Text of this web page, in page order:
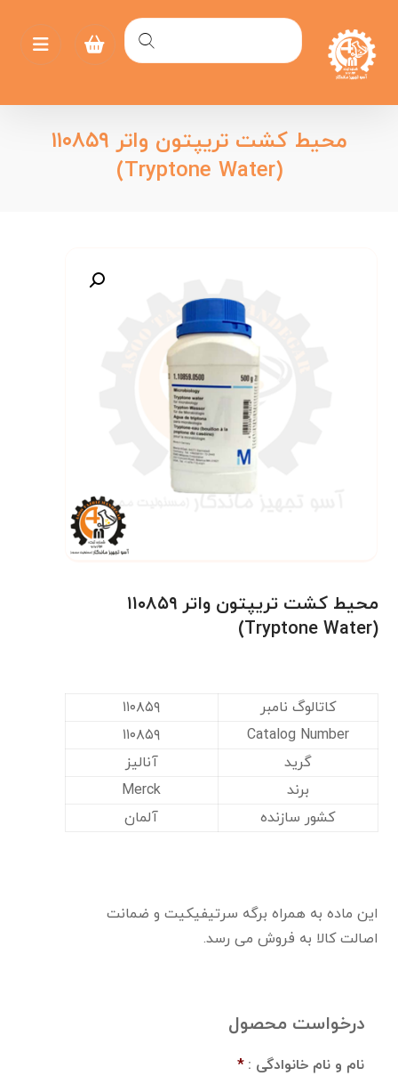
محیط کشت تریپتون واتر ۱۱۰۸۵۹
(Tryptone Water)
محیط کشت تریپتون واتر ۱۱۰۸۵۹
(Tryptone Water)
کاتالوگ نامبر
۱۱۰۸۵۹
Catalog Number
۱۱۰۸۵۹
گرید
آنالیز
برند
Merck
کشور سازنده
آلمان
این ماده به همراه برگه سرتیفیکیت و ضمانت
اصالت کالا به فروش می رسد.
درخواست محصول
نام و نام خانوادگی : *